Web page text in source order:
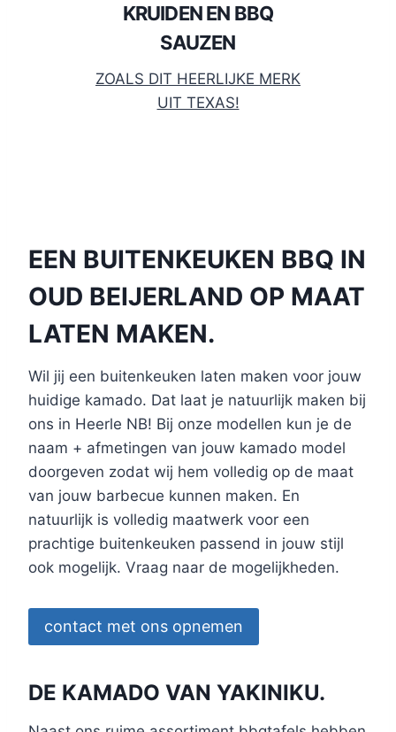
KRUIDEN EN BBQ
SAUZEN
ZOALS DIT HEERLIJKE MERK
UIT TEXAS!
EEN BUITENKEUKEN BBQ IN
OUD BEIJERLAND OP MAAT
LATEN MAKEN.
Wil jij een buitenkeuken laten maken voor jouw
huidige kamado. Dat laat je natuurlijk maken bij
ons in Heerle NB! Bij onze modellen kun je de
naam + afmetingen van jouw kamado model
doorgeven zodat wij hem volledig op de maat
van jouw barbecue kunnen maken. En
natuurlijk is volledig maatwerk voor een
prachtige buitenkeuken passend in jouw stijl
ook mogelijk. Vraag naar de mogelijkheden.
contact met ons opnemen
DE KAMADO VAN YAKINIKU.